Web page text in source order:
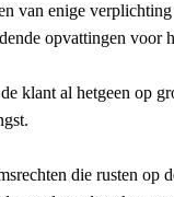
van enige
opvattingen voor
klant al hetgeen
die rusten